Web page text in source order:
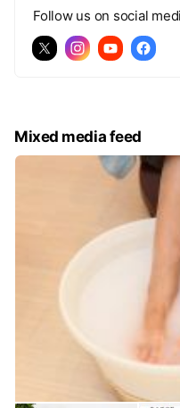
～：¥55,000 (税込) 8回コース：
通常￥88,000⇒￥55,000☆彡1
あたり￥6,480【視力低下が気に
なる方】継続してトレーニングす
回コース：通常
￥44,000⇒￥33,000☆彡1回あ
り￥7,560【視力低下が気になる
方】継続してトレーニングする事
Follow us on social
Mixed media feed